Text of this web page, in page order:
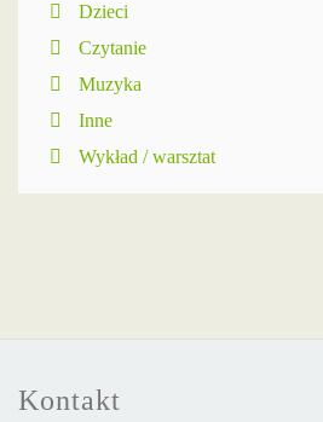
Dzieci
Czytanie
Muzyka
Inne
Wykład / warsztat
Kontakt